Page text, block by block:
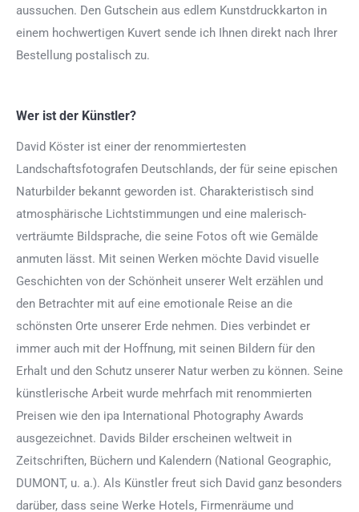
aussuchen. Den Gutschein aus edlem Kunstdruckkarton in
einem hochwertigen Kuvert sende ich Ihnen direkt nach Ihrer
Bestellung postalisch zu.
Wer ist der Künstler?
David Köster ist einer der renommiertesten
Landschaftsfotografen Deutschlands, der für seine epischen
Naturbilder bekannt geworden ist. Charakteristisch sind
atmosphärische Lichtstimmungen und eine malerisch-
verträumte Bildsprache, die seine Fotos oft wie Gemälde
anmuten lässt. Mit seinen Werken möchte David visuelle
Geschichten von der Schönheit unserer Welt erzählen und
den Betrachter mit auf eine emotionale Reise an die
schönsten Orte unserer Erde nehmen. Dies verbindet er
immer auch mit der Hoffnung, mit seinen Bildern für den
Erhalt und den Schutz unserer Natur werben zu können. Seine
künstlerische Arbeit wurde mehrfach mit renommierten
Preisen wie den ipa International Photography Awards
ausgezeichnet. Davids Bilder erscheinen weltweit in
Zeitschriften, Büchern und Kalendern (National Geographic,
DUMONT, u. a.). Als Künstler freut sich David ganz besonders
darüber, dass seine Werke Hotels, Firmenräume und